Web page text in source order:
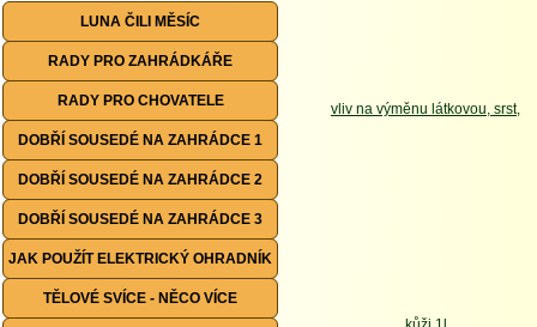
LUNA ČILI MĚSÍC
RADY PRO ZAHRÁDKÁŘE
RADY PRO CHOVATELE
DOBŘÍ SOUSEDÉ NA ZAHRÁDCE 1
DOBŘÍ SOUSEDÉ NA ZAHRÁDCE 2
DOBŘÍ SOUSEDÉ NA ZAHRÁDCE 3
JAK POUŽÍT ELEKTRICKÝ OHRADNÍK
TĚLOVÉ SVÍCE - NĚCO VÍCE